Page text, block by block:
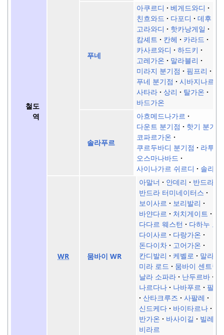
철도
역
푸네
아쿠르디
베게드와디
친흐와드
다포디
데후 로
고라와디
핫카낭게일
캄셰트
칸헤
카라드
카사르와디
하드키
고레가온
말라블리
미라지 분기점
핌프리
푸네 분기점
시바지나르
사타라
상리
탈가온
바드가온
솔라푸르
아흐메드나가르
다운트 분기점
핫기 분기점
코파르가온
쿠르두바디 분기점
라투르
오스마나바드
사이나가르 쉬르디
솔라푸
WR 뭄바이 WR
아말너 안데리
반드라
반드라 터미네이터스
보이사르
보리발리
바얀다르
처치게이트
다다르 웨스턴
다하누 도
다이사르
다랑가온
돈다이차
고어가온
칸디발리
케벨로
말라드
미라 로드
뭄바이 센트럴
날라 소파라
난두르바
나르다나
나바푸르
팔가
산타크루즈
사팔레
신드케다
바이타르나
반가온
바사이길
빌레 팔
비라르